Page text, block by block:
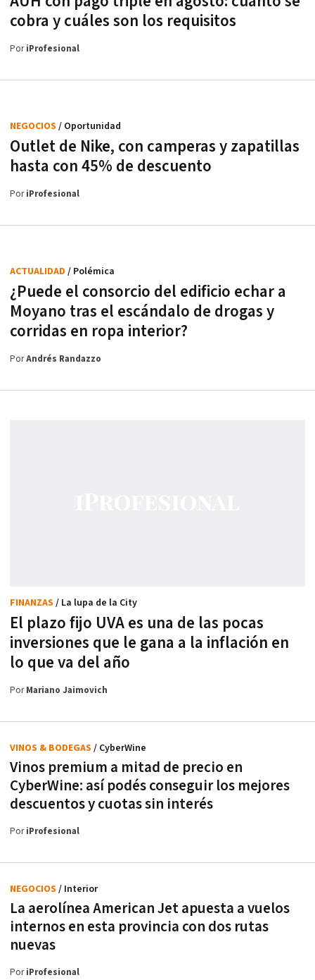
cobra y cuáles son los requisitos
PoriProfesional
Outlet de Nike, con camperas y zapatillas
hasta con 45% de descuento
NEGOCIOS / Oportunidad
PoriProfesional
¿Puede el consorcio del edificio echar a
Moyano tras el escándalo de drogas y
corridas en ropa interior?
ACTUALIDAD / Polémica
PorAndrés Randazzo
El plazo fijo UVA es una de las pocas
inversiones que le gana a la inflación en
lo que va del año
FINANZAS / La lupa de la City
PorMariano Jaimovich
Vinos premium a mitad de precio en
CyberWine: así podés conseguir los mejores
descuentos y cuotas sin interés
VINOS & BODEGAS / CyberWine
PoriProfesional
La aerolínea American Jet apuesta a vuelos
internos en esta provincia con dos rutas
nuevas
NEGOCIOS / Interior
PoriProfesional